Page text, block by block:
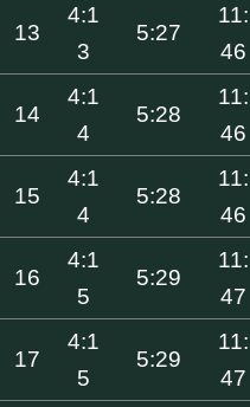
13
4:1
3
5:27
11:
46
14
4:1
4
5:28
11:
46
15
4:1
4
5:28
11:
46
16
4:1
5
5:29
11:
47
17
4:1
5
5:29
11:
47